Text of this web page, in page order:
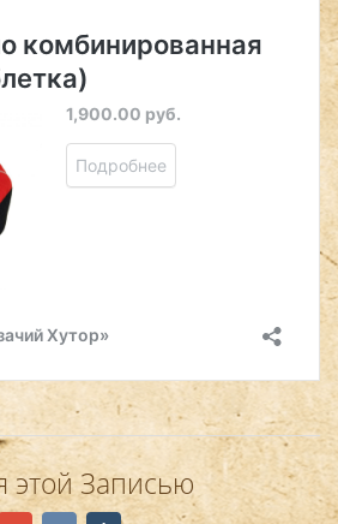
этой Записью